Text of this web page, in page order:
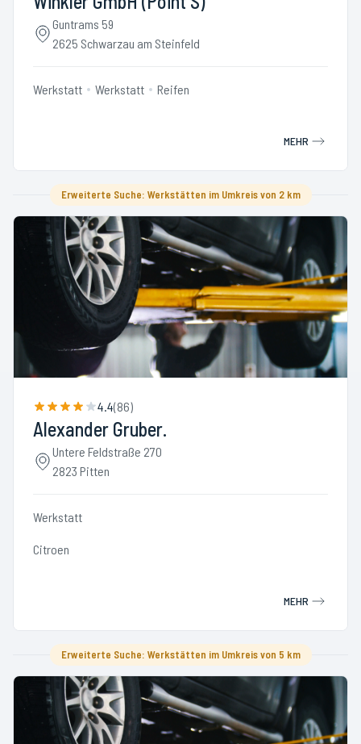
Guntrams 59
2625 Schwarzau am Steinfeld
Werkstatt Werkstatt Reifen
MEHR
Erweiterte Suche: Werkstätten im Umkreis von 2 km
4.4(86)
Alexander Gruber.
Untere Feldstraße 270
2823 Pitten
Werkstatt
Citroen
MEHR
Erweiterte Suche: Werkstätten im Umkreis von 5 km